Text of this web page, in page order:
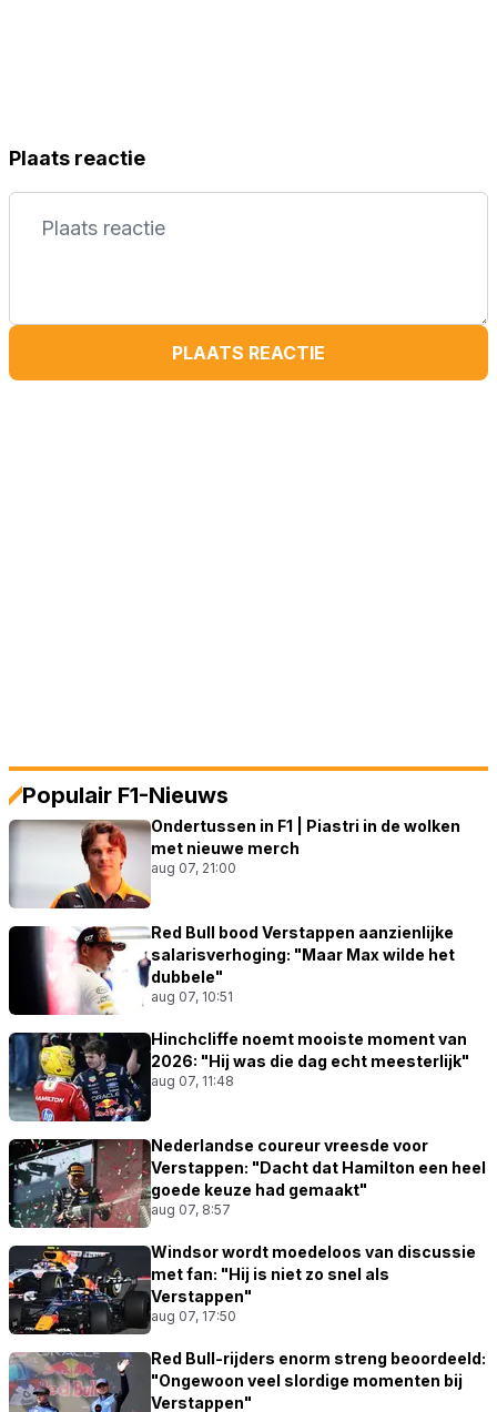
Plaats reactie
PLAATS REACTIE
Populair F1-Nieuws
Ondertussen in F1 | Piastri in de wolken
met nieuwe merch
aug 07, 21:00
Red Bull bood Verstappen aanzienlijke
salarisverhoging: "Maar Max wilde het
dubbele"
aug 07, 10:51
Hinchcliffe noemt mooiste moment van
2026: "Hij was die dag echt meesterlijk"
aug 07, 11:48
Nederlandse coureur vreesde voor
Verstappen: "Dacht dat Hamilton een heel
goede keuze had gemaakt"
aug 07, 8:57
Windsor wordt moedeloos van discussie
met fan: "Hij is niet zo snel als
Verstappen"
aug 07, 17:50
Red Bull-rijders enorm streng beoordeeld:
"Ongewoon veel slordige momenten bij
Verstappen"